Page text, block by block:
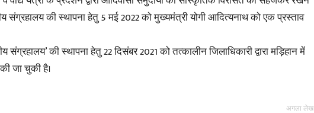
संग्रहालय की स्थापना हेतु 5 मई 2022 को मुख्यमंत्री योगी आदित्यनाथ को एक प्रस्ताव
की स्थापना हेतु 22 दिसंबर 2021 को तत्कालीन जिलाधिकारी द्वारा मड़िहान में
जा चुकी है।
अगला लेख